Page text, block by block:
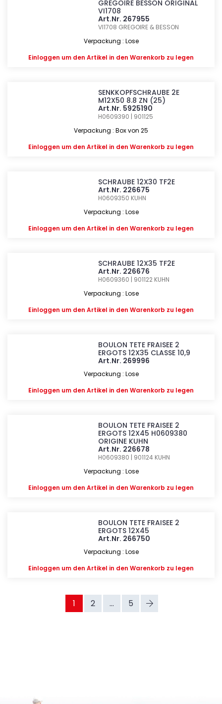
GREGOIRE BESSON ORIGINAL
VI1708
Art.Nr. 267955
VI1708 GREGOIRE & BESSON
Verpackung : Lose
Einloggen um den Artikel in den Warenkorb zu legen
SENKKOPFSCHRAUBE 2E
M12X50 8.8 ZN (25)
Art.Nr. 5925190
H0609390 | 901125
Verpackung : Box von 25
Einloggen um den Artikel in den Warenkorb zu legen
SCHRAUBE 12X30 TF2E
Art.Nr. 226675
H0609350 KUHN
Verpackung : Lose
Einloggen um den Artikel in den Warenkorb zu legen
SCHRAUBE 12X35 TF2E
Art.Nr. 226676
H0609360 | 901122 KUHN
Verpackung : Lose
Einloggen um den Artikel in den Warenkorb zu legen
BOULON TETE FRAISEE 2
ERGOTS 12X35 CLASSE 10,9
Art.Nr. 269996
Verpackung : Lose
Einloggen um den Artikel in den Warenkorb zu legen
BOULON TETE FRAISEE 2
ERGOTS 12X45 H0609380
ORIGINE KUHN
Art.Nr. 226678
H0609380 | 901124 KUHN
Verpackung : Lose
Einloggen um den Artikel in den Warenkorb zu legen
BOULON TETE FRAISEE 2
ERGOTS 12X45
Art.Nr. 266750
Verpackung : Lose
Einloggen um den Artikel in den Warenkorb zu legen
1 2 ... 5